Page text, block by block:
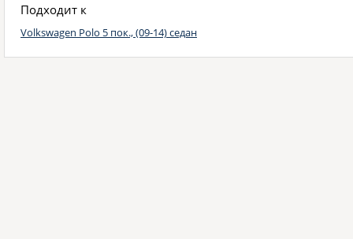
Подходит к
Volkswagen Polo 5 пок., (09-14) седан